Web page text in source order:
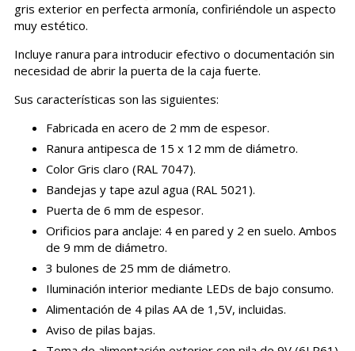
gris exterior en perfecta armonía, confiriéndole un aspecto
muy estético.
Incluye ranura para introducir efectivo o documentación sin
necesidad de abrir la puerta de la caja fuerte.
Sus características son las siguientes:
Fabricada en acero de 2 mm de espesor.
Ranura antipesca de 15 x 12 mm de diámetro.
Color Gris claro (RAL 7047).
Bandejas y tape azul agua (RAL 5021).
Puerta de 6 mm de espesor.
Orificios para anclaje: 4 en pared y 2 en suelo. Ambos
de 9 mm de diámetro.
3 bulones de 25 mm de diámetro.
Iluminación interior mediante LEDs de bajo consumo.
Alimentación de 4 pilas AA de 1,5V, incluidas.
Aviso de pilas bajas.